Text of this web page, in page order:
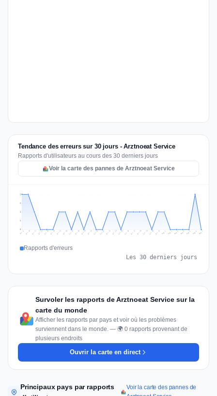
Tendance des erreurs sur 30 jours - Arztnoeat Service
Rapports d'utilisateurs au cours des 30 derniers jours
Voir la carte des pannes de Arztnoeat Service
1
1
2
2
Jul 9 Jul 10 Jul 11 Jul 12 Jul 13 Jul 14 Jul 15 Jul 16 Jul 17 Jul 18 Jul 19 Jul 20 Jul 21 Jul 22 Jul 23 Jul 24 Jul 25 Jul 26 Jul 27 Jul 28 Jul 29 Jul 30 Jul 31 Aug 1 Aug 2 Aug 3 Aug 4 Aug 5 Aug 6 Aug 7
Rapports d'erreurs
Les 30 derniers jours
Survoler les rapports de Arztnoeat Service sur la
carte du monde
Afficher les rapports par pays et voir où les problèmes
surviennent dans le monde. — 🌍 0 rapports provenant de
plusieurs endroits
Ouvrir la carte en direct
Principaux pays par rapports
Voir la carte des pannes de